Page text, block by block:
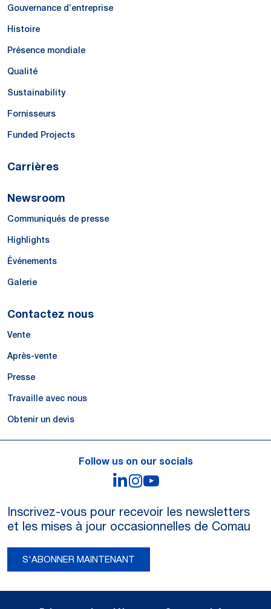
Gouvernance d’entreprise
Histoire
Présence mondiale
Qualité
Sustainability
Fornisseurs
Funded Projects
Carrières
Newsroom
Communiqués de presse
Highlights
Événements
Galerie
Contactez nous
Vente
Après-vente
Presse
Travaille avec nous
Obtenir un devis
Follow us on our socials
LinkedIn
Instagram
Inscrivez-vous pour recevoir les newsletters
et les mises à jour occasionnelles de Comau
S'ABONNER MAINTENANT